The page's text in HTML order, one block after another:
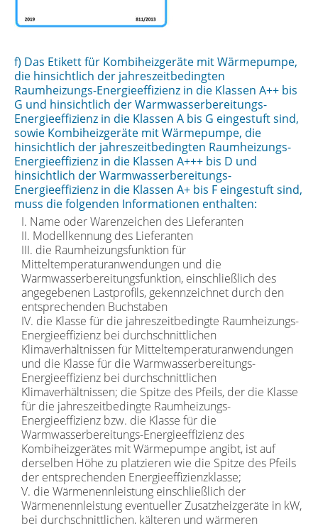
f) Das Etikett für Kombiheizgeräte mit Wärmepumpe,
die hinsichtlich der jahreszeitbedingten
Raumheizungs-Energieeffizienz in die Klassen A++ bis
G und hinsichtlich der Warmwasserbereitungs-
Energieeffizienz in die Klassen A bis G eingestuft sind,
sowie Kombiheizgeräte mit Wärmepumpe, die
hinsichtlich der jahreszeitbedingten Raumheizungs-
Energieeffizienz in die Klassen A+++ bis D und
hinsichtlich der Warmwasserbereitungs-
Energieeffizienz in die Klassen A+ bis F eingestuft sind,
muss die folgenden Informationen enthalten:
I. Name oder Warenzeichen des Lieferanten
II. Modellkennung des Lieferanten
III. die Raumheizungsfunktion für
Mitteltemperaturanwendungen und die
Warmwasserbereitungsfunktion, einschließlich des
angegebenen Lastprofils, gekennzeichnet durch den
entsprechenden Buchstaben
IV. die Klasse für die jahreszeitbedingte Raumheizungs-
Energieeffizienz bei durchschnittlichen
Klimaverhältnissen für Mitteltemperaturanwendungen
und die Klasse für die Warmwasserbereitungs-
Energieeffizienz bei durchschnittlichen
Klimaverhältnissen; die Spitze des Pfeils, der die Klasse
für die jahreszeitbedingte Raumheizungs-
Energieeffizienz bzw. die Klasse für die
Warmwasserbereitungs-Energieeffizienz des
Kombiheizgerätes mit Wärmepumpe angibt, ist auf
derselben Höhe zu platzieren wie die Spitze des Pfeils
der entsprechenden Energieeffizienzklasse;
V. die Wärmenennleistung einschließlich der
Wärmenennleistung eventueller Zusatzheizgeräte in kW,
bei durchschnittlichen, kälteren und wärmeren